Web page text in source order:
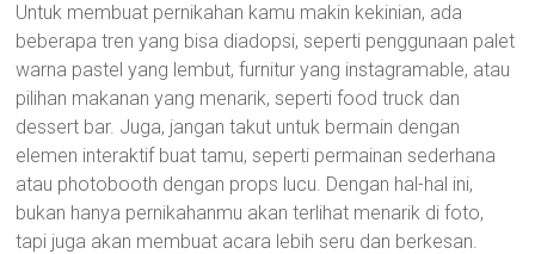
Untuk membuat pernikahan kamu makin kekinian, ada
beberapa tren yang bisa diadopsi, seperti penggunaan palet
warna pastel yang lembut, furnitur yang instagramable, atau
pilihan makanan yang menarik, seperti food truck dan
dessert bar. Juga, jangan takut untuk bermain dengan
elemen interaktif buat tamu, seperti permainan sederhana
atau photobooth dengan props lucu. Dengan hal-hal ini,
bukan hanya pernikahanmu akan terlihat menarik di foto,
tapi juga akan membuat acara lebih seru dan berkesan.